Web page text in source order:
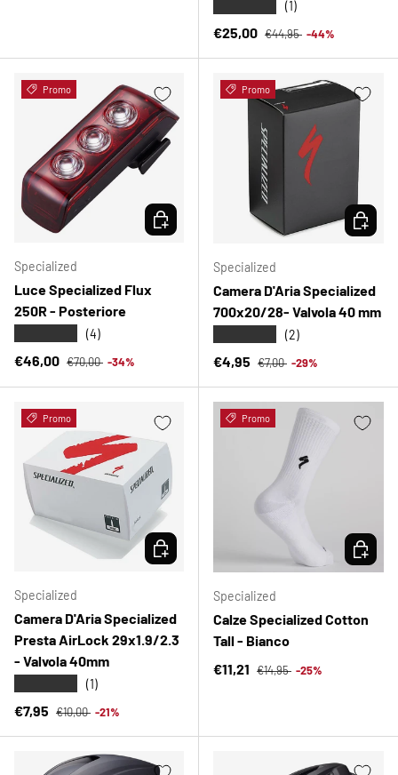
(1)
Prezzo di vendita
€25,00 Prezzo normale
€44,95 -44%
Promo
Specialized
Luce Specialized Flux
250R - Posteriore
(4)
Prezzo di vendita
€46,00 Prezzo normale
€70,00 -34%
SCEGLI OPZIONI
Promo
Specialized
Camera D'Aria Specialized
700x20/28- Valvola 40 mm
(2)
Prezzo di vendita
€4,95 Prezzo normale
€7,00 -29%
SCEGLI
Promo
Specialized
Camera D'Aria Specialized
Presta AirLock 29x1.9/2.3
- Valvola 40mm
(1)
Prezzo di vendita
€7,95 Prezzo normale
€10,00 -21%
SCEGLI OPZIONI
Promo
Specialized
Calze Specialized Cotton
Tall - Bianco
Prezzo di vendita
€11,21 Prezzo normale
€14,95 -25%
SCEGLI